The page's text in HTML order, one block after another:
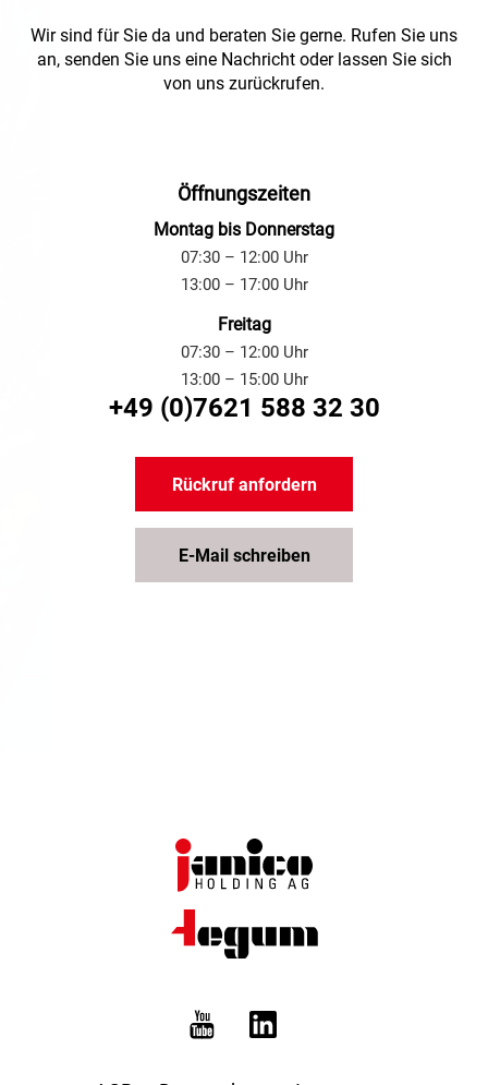
Wir sind für Sie da und beraten Sie gerne. Rufen Sie uns
an, senden Sie uns eine Nachricht oder lassen Sie sich
von uns zurückrufen.
Öffnungszeiten
Montag bis Donnerstag
07:30 – 12:00 Uhr
13:00 – 17:00 Uhr
Freitag
07:30 – 12:00 Uhr
13:00 – 15:00 Uhr
+49 (0)7621 588 32 30
Rückruf anfordern
E-Mail schreiben